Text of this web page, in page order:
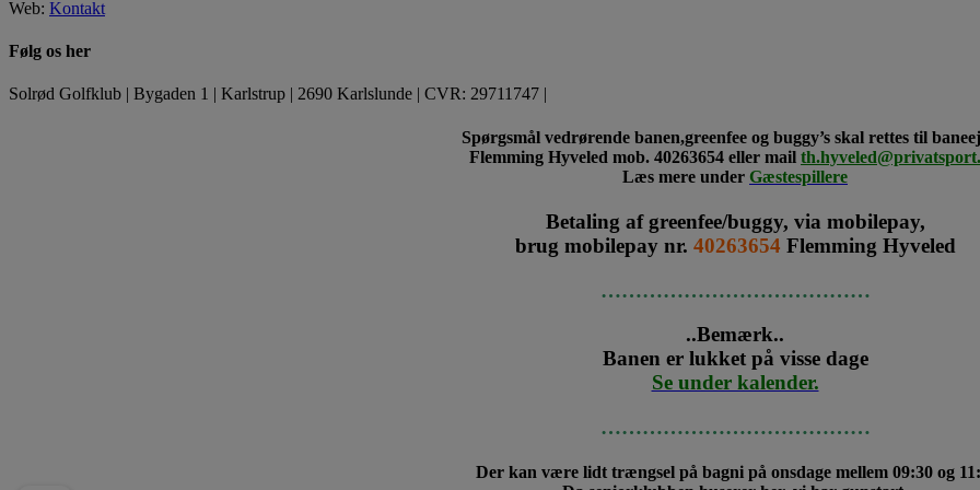
Web: Kontakt
Følg os her
Solrød Golfklub | Bygaden 1 | Karlstrup | 2690 Karlslunde | CVR: 29711747 |
Spørgsmål vedrørende banen,greenfee og buggy’s skal rettes til
Flemming Hyveled mob. 40263654 eller mail
Læs mere under Gæstespillere
Betaling af greenfee/buggy, via mobilepay,
brug mobilepay nr. 40263654 Flemming Hyveled
…………………………………
..Bemærk..
Banen er lukket på visse dage
Se under kalender.
…………………………………
Der kan være lidt trængsel på bagni på onsdage mellem 09:30 og